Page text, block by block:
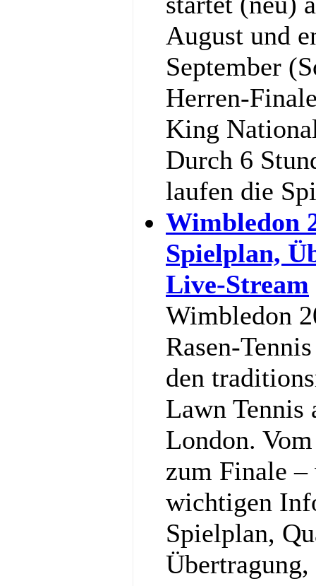
August und
September
Herren-
King
Durch 6
laufen die
Wimbledon
Spielplan,
Live-Stream
Wimbledon
Rasen-
den
Lawn Tennis
London.
zum Finale
wichtigen
Spielplan,